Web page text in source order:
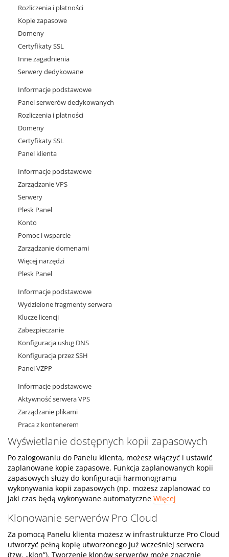
Rozliczenia i płatności
Kopie zapasowe
Domeny
Certyfikaty SSL
Inne zagadnienia
Serwery dedykowane
Informacje podstawowe
Panel serwerów dedykowanych
Rozliczenia i płatności
Domeny
Certyfikaty SSL
Panel klienta
Informacje podstawowe
Zarządzanie VPS
Serwery
Plesk Panel
Konto
Pomoc i wsparcie
Zarządzanie domenami
Więcej narzędzi
Plesk Panel
Informacje podstawowe
Wydzielone fragmenty serwera
Klucze licencji
Zabezpieczanie
Konfiguracja usług DNS
Konfiguracja przez SSH
Panel VZPP
Informacje podstawowe
Aktywność serwera VPS
Zarządzanie plikami
Praca z kontenerem
Wyświetlanie dostępnych kopii zapasowych
Po zalogowaniu do Panelu klienta, możesz włączyć i ustawić
zaplanowane kopie zapasowe. Funkcja zaplanowanych kopii
zapasowych służy do konfiguracji harmonogramu
wykonywania kopii zapasowych (np. możesz zaplanować co
jaki czas będą wykonywane automatyczne Więcej
Klonowanie serwerów Pro Cloud
Za pomocą Panelu klienta możesz w infrastrukturze Pro Cloud
utworzyć pełną kopię utworzonego już wcześniej serwera
(tzw. „klon”). Tworzenie klonów serwerów może znacznie